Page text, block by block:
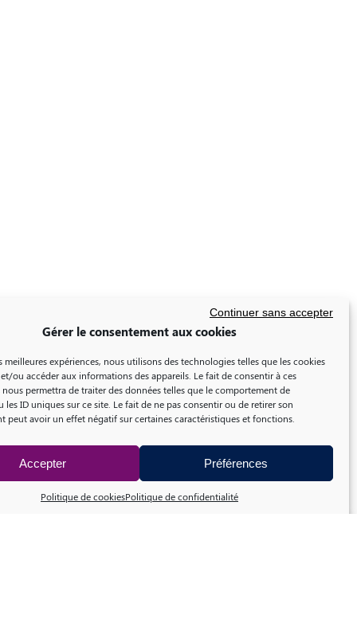
Gérer le consentement aux cookies
meilleures expériences, nous utilisons des technologies telles que les cookies
ou accéder aux informations des appareils. Le fait de consentir à ces
permettra de traiter des données telles que le comportement de
les ID uniques sur ce site. Le fait de ne pas consentir ou de retirer son
peut avoir un effet négatif sur certaines caractéristiques et fonctions.
Accepter
Continuer sans accepter
Préférences
Politique de cookiesPolitique de confidentialité